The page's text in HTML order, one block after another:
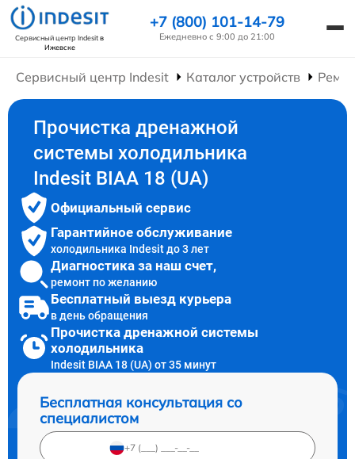
Сервисный центр Indesitв
Ижевске
+7 (800) 101-14-79
Ежедневно с 9:00 до 21:00
Сервисный центр Indesit Каталог устройств
Прочистка дренажной
системы холодильника
Indesit BIAA 18 (UA)
Официальный сервис
Гарантийное обслуживание
холодильника Indesit до 3 лет
Диагностика за наш счет,
ремонт по желанию
Бесплатный выезд курьера
в день обращения
Прочистка дренажной системы
холодильника
Indesit BIAA 18 (UA) от 35 минут
Бесплатная консультация со
специалистом